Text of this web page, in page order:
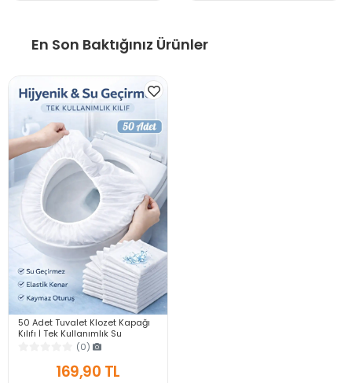
En Son Baktığınız Ürünler
50 Adet Tuvalet Klozet Kapağı
Kılıfı | Tek Kullanımlık Su
Geçirmez Hijyenik WC Örtüsü
(0)
169,90 TL